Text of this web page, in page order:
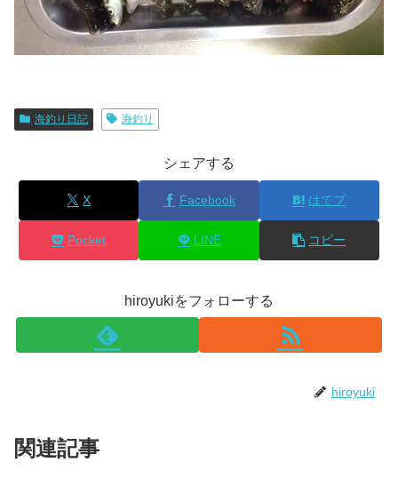
海釣り日記 海釣り
シェアする
X Facebook はてブ
Pocket LINE コピー
hiroyukiをフォローする
hiroyuki
関連記事